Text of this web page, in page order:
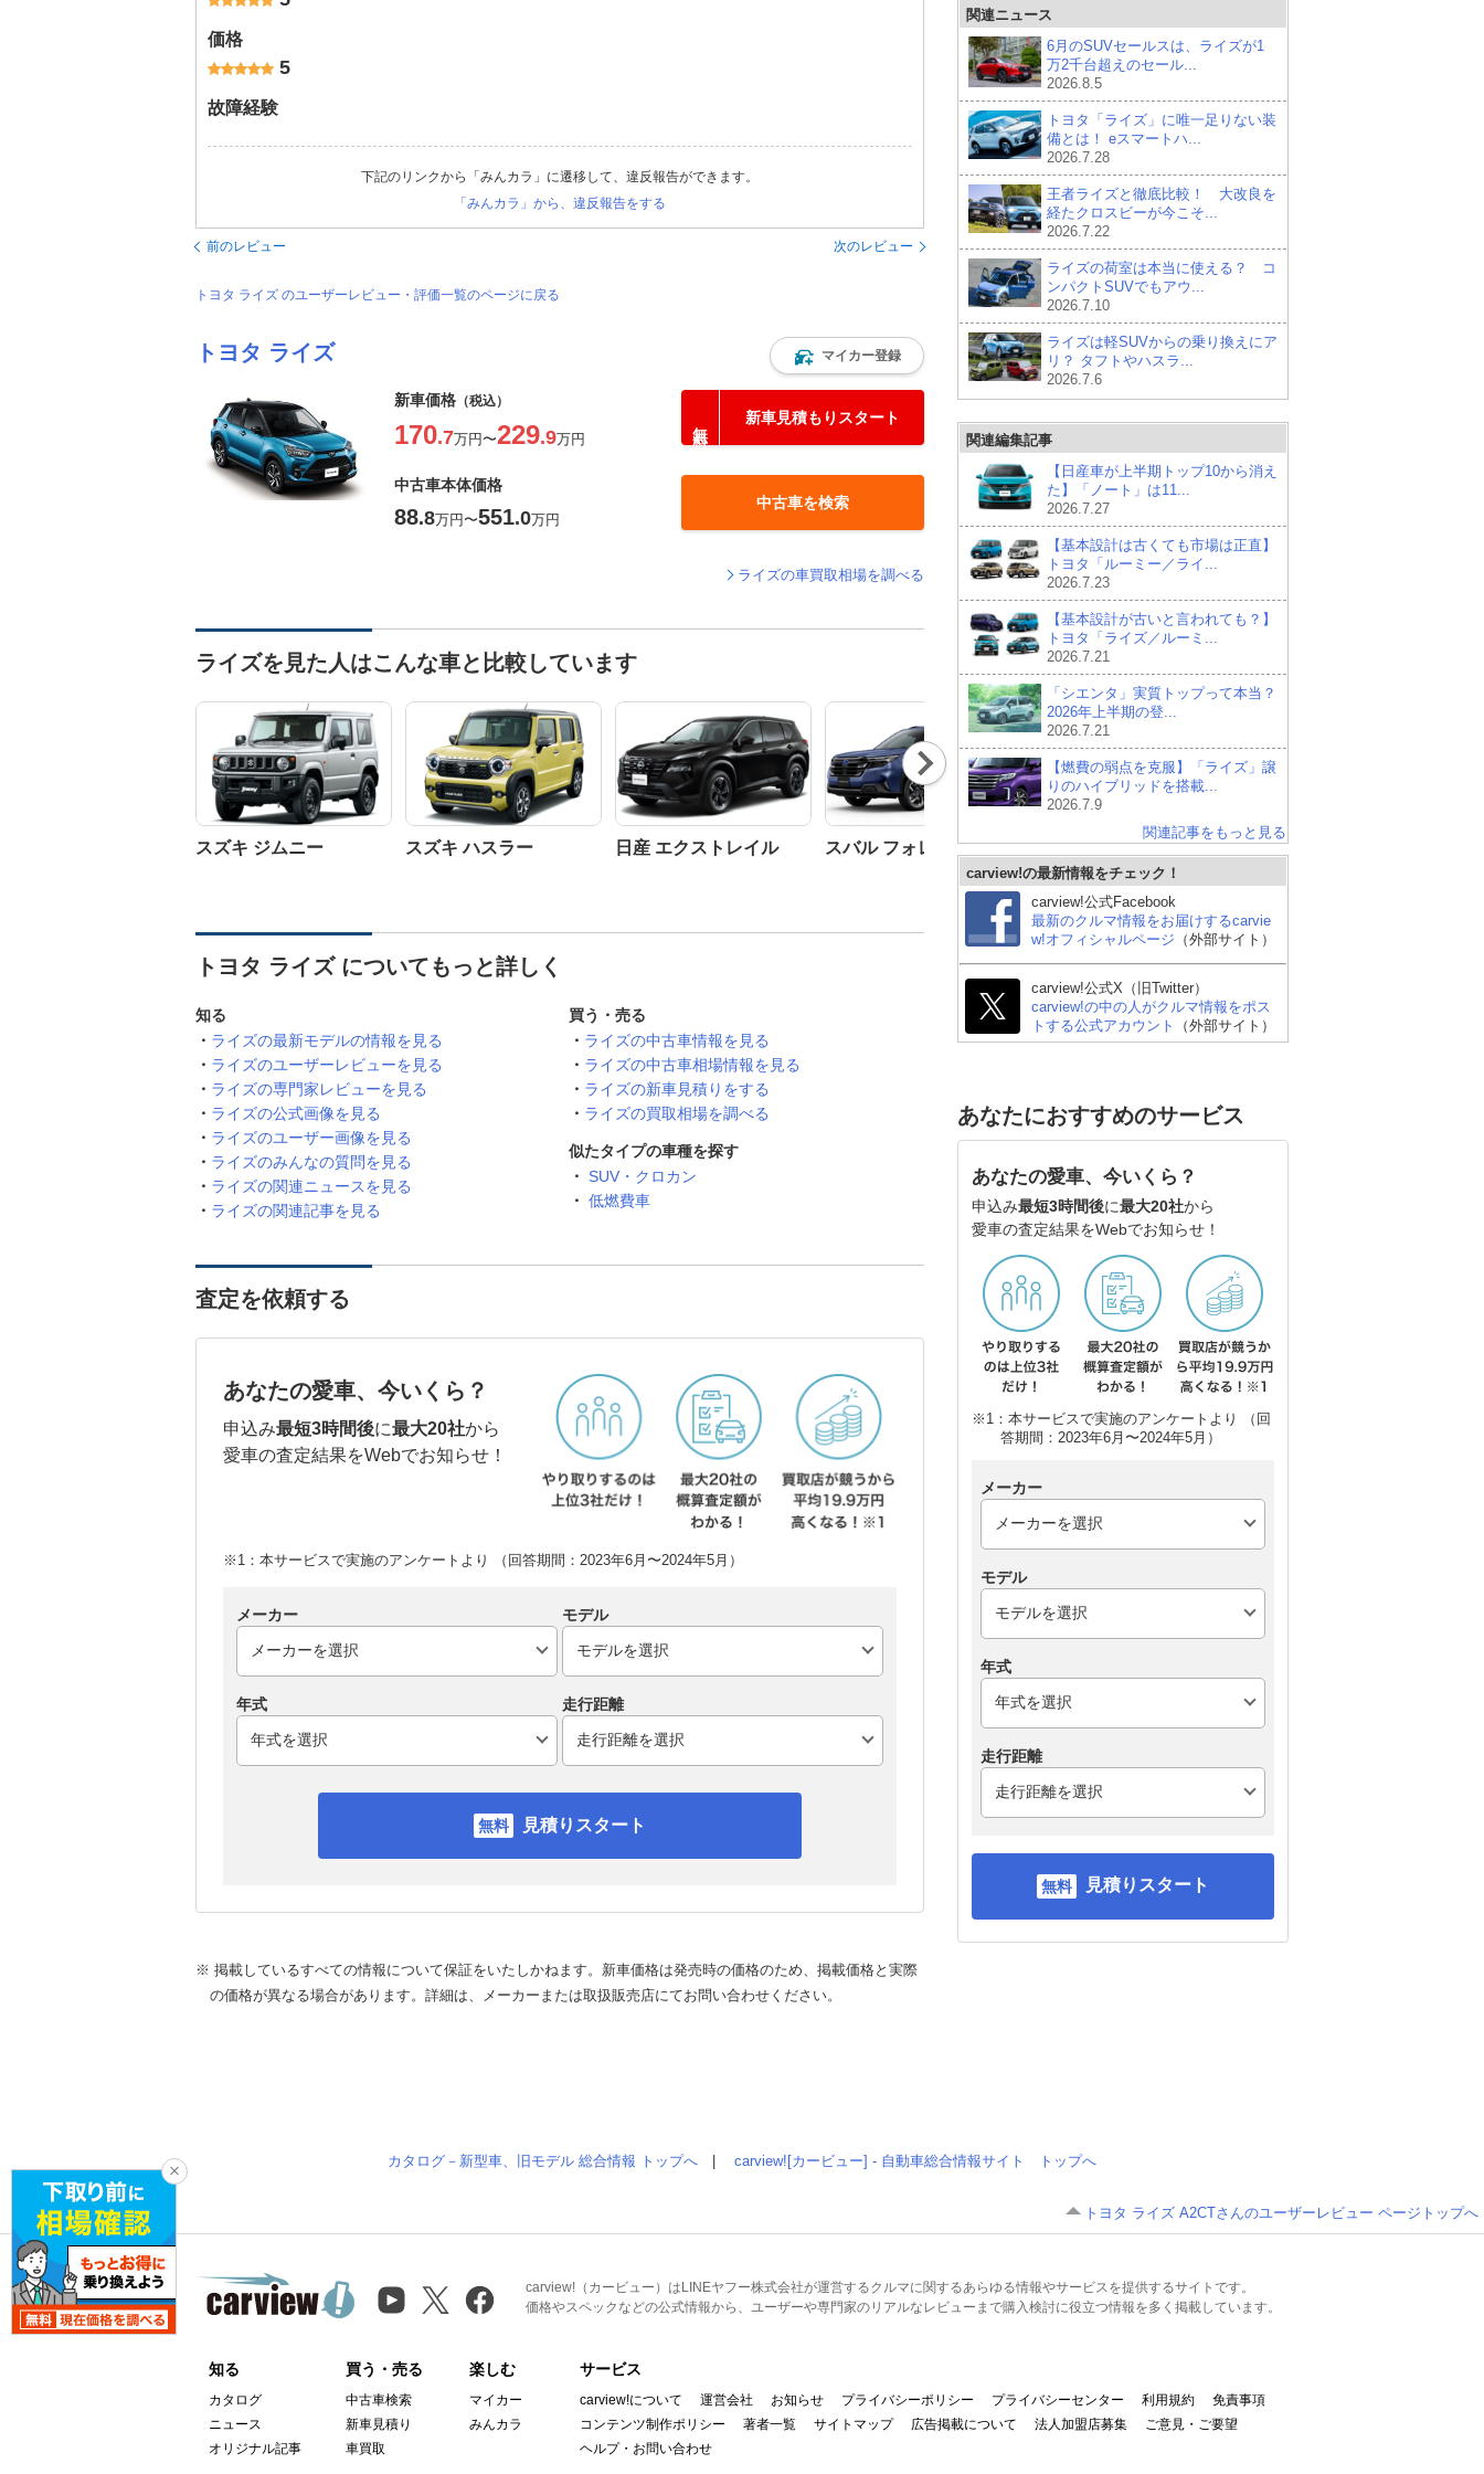
価格
5
故障経験
下記のリンクから「みんカラ」に遷移して、違反報告ができます。
「みんカラ」から、違反報告をする
前のレビュー 次のレビュー
トヨタ ライズ のユーザーレビュー・評価一覧のページに戻る
トヨタ ライズ マイカー登録
新車価格 （税込）
170.7万円〜229.9万円
新車見積もりスタート
中古車本体価格
88.8万円〜551.0万円
中古車を検索
ライズの車買取相場を調べる
ライズを見た人はこんな車と比較しています
スズキ ジムニー スズキ ハスラー 日産 エクストレイル スバル フォレスター マツダ CX-5 ホンダ ヴェゼル
Nex
t
トヨタ ライズ についてもっと詳しく
知る
ライズの最新モデルの情報を見る
ライズのユーザーレビューを見る
ライズの専門家レビューを見る
ライズの公式画像を見る
ライズのユーザー画像を見る
ライズのみんなの質問を見る
ライズの関連ニュースを見る
ライズの関連記事を見る
買う・売る
ライズの中古車情報を見る
ライズの中古車相場情報を見る
ライズの新車見積りをする
ライズの買取相場を調べる
似たタイプの車種を探す
SUV・クロカン
低燃費車
査定を依頼する
あなたの愛車、今いくら？
申込み最短3時間後に最大20社から
愛車の査定結果をWebでお知らせ！
※1：本サービスで実施のアンケートより （回答期間：2023年6月〜2024年5月）
メーカー モデル
年式 走行距離
見積りスタート
※ 掲載しているすべての情報について保証をいたしかねます。新車価格は発売時の価格のため、掲載価格と実際
の価格が異なる場合があります。詳細は、メーカーまたは取扱販売店にてお問い合わせください。
関連ニュース
6月のSUVセールスは、ライズが1
万2千台超えのセール...
2026.8.5
トヨタ「ライズ」に唯一足りない装
備とは！ eスマートハ...
2026.7.28
王者ライズと徹底比較！ 大改良を
経たクロスビーが今こそ...
2026.7.22
ライズの荷室は本当に使える？ コ
ンパクトSUVでもアウ...
2026.7.10
ライズは軽SUVからの乗り換えにア
リ？ タフトやハスラ...
2026.7.6
関連編集記事
【日産車が上半期トップ10から消え
た】「ノート」は11...
2026.7.27
【基本設計は古くても市場は正直】
トヨタ「ルーミー／ライ...
2026.7.23
【基本設計が古いと言われても？】
トヨタ「ライズ／ルーミ...
2026.7.21
「シエンタ」実質トップって本当？
2026年上半期の登...
2026.7.21
【燃費の弱点を克服】「ライズ」譲
りのハイブリッドを搭載...
2026.7.9
関連記事をもっと見る
carview!の最新情報をチェック！
carview!公式Facebook
最新のクルマ情報をお届けするcarvie
w!オフィシャルページ （外部サイト）
carview!公式X（旧Twitter）
carview!の中の人がクルマ情報をポス
トする公式アカウント
（外部サイト）
あなたにおすすめのサービス
あなたの愛車、今いくら？
申込み最短3時間後に最大20社から
愛車の査定結果をWebでお知らせ！
※1：本サービスで実施のアンケートより （回
答期間：2023年6月〜2024年5月）
メーカー
モデル
年式
走行距離
見積りスタート
カタログ－新型車、旧モデル 総合情報 トップへ carview![カービュー] - 自動車総合情報サイト トップへ
トヨタ ライズ A2CTさんのユーザーレビュー ページトップへ
carview!（カービュー）はLINEヤフー株式会社が運営するクルマに関するあらゆる情報やサービスを提供するサイトです。
価格やスペックなどの公式情報から、ユーザーや専門家のリアルなレビューまで購入検討に役立つ情報を多く掲載しています。
知る
カタログ
ニュース
オリジナル記事
買う・売る
中古車検索
新車見積り
車買取
楽しむ
マイカー
みんカラ
サービス
carview!について 運営会社 お知らせ プライバシーポリシー プライバシーセンター 利用規約
免責事項
コンテンツ制作ポリシー
著者一覧 サイトマップ 広告掲載について 法人加盟店募集
ご意見・ご要望
ヘルプ・お問い合わせ